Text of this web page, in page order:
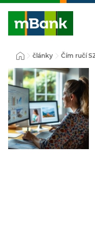
články Čím ručí